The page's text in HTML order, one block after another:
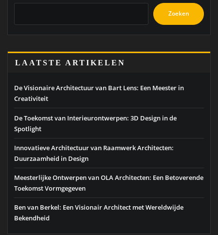
Zoeken
LAATSTE ARTIKELEN
De Visionaire Architectuur van Bart Lens: Een Meester in
Creativiteit
De Toekomst van Interieurontwerpen: 3D Design in de
Spotlight
Innovatieve Architectuur van Raamwerk Architecten:
Duurzaamheid in Design
Meesterlijke Ontwerpen van OLA Architecten: Een Betoverende
Toekomst Vormgegeven
Ben van Berkel: Een Visionair Architect met Wereldwijde
Bekendheid